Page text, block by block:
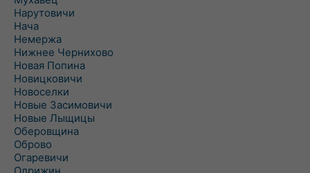
Нарутовичи
Нача
Немержа
Нижнее Чернихово
Новая Попина
Новицковичи
Новоселки
Новые Засимовичи
Новые Лыщицы
Оберовщина
Оброво
Огаревичи